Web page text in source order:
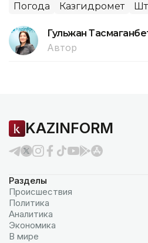
Погода Казгидромет
Гульжан
Автор
KAZINFORM
Разделы
Происшествия
Политика
Аналитика
Экономика
В мире